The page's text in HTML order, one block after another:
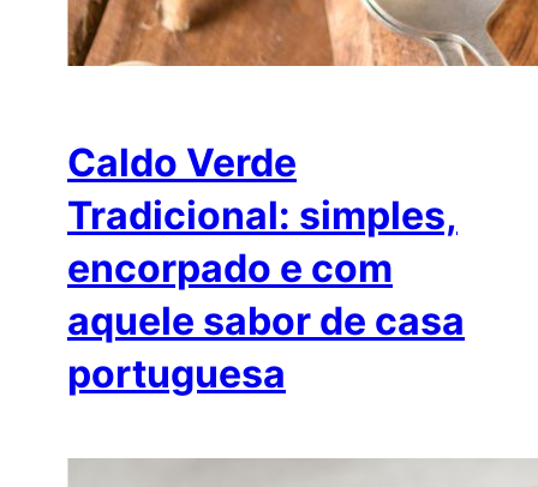
Caldo Verde
Tradicional: simples,
encorpado e com
aquele sabor de casa
portuguesa